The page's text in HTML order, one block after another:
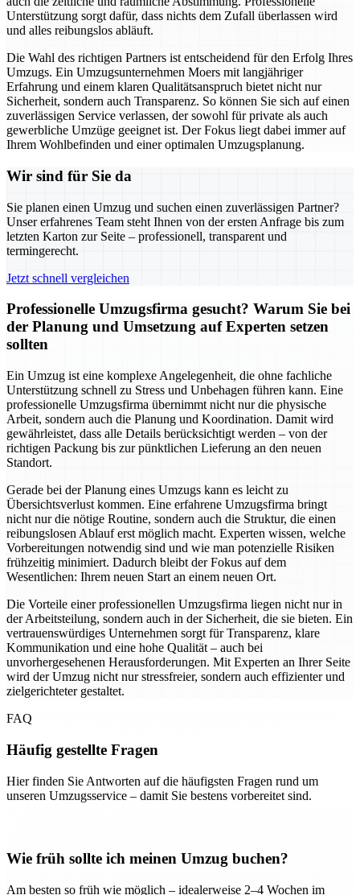
Unterstützung sorgt dafür, dass nichts dem Zufall überlassen wird
und alles reibungslos abläuft.
Die Wahl des richtigen Partners ist entscheidend für den Erfolg Ihres
Umzugs. Ein Umzugsunternehmen Moers mit langjähriger
Erfahrung und einem klaren Qualitätsanspruch bietet nicht nur
Sicherheit, sondern auch Transparenz. So können Sie sich auf einen
zuverlässigen Service verlassen, der sowohl für private als auch
gewerbliche Umzüge geeignet ist. Der Fokus liegt dabei immer auf
Ihrem Wohlbefinden und einer optimalen Umzugsplanung.
Wir sind für Sie da
Sie planen einen Umzug und suchen einen zuverlässigen Partner?
Unser erfahrenes Team steht Ihnen von der ersten Anfrage bis zum
letzten Karton zur Seite – professionell, transparent und
termingerecht.
Jetzt schnell vergleichen
Professionelle Umzugsfirma gesucht? Warum Sie bei
der Planung und Umsetzung auf Experten setzen
sollten
Ein Umzug ist eine komplexe Angelegenheit, die ohne fachliche
Unterstützung schnell zu Stress und Unbehagen führen kann. Eine
professionelle Umzugsfirma übernimmt nicht nur die physische
Arbeit, sondern auch die Planung und Koordination. Damit wird
gewährleistet, dass alle Details berücksichtigt werden – von der
richtigen Packung bis zur pünktlichen Lieferung an den neuen
Standort.
Gerade bei der Planung eines Umzugs kann es leicht zu
Übersichtsverlust kommen. Eine erfahrene Umzugsfirma bringt
nicht nur die nötige Routine, sondern auch die Struktur, die einen
reibungslosen Ablauf erst möglich macht. Experten wissen, welche
Vorbereitungen notwendig sind und wie man potenzielle Risiken
frühzeitig minimiert. Dadurch bleibt der Fokus auf dem
Wesentlichen: Ihrem neuen Start an einem neuen Ort.
Die Vorteile einer professionellen Umzugsfirma liegen nicht nur in
der Arbeitsteilung, sondern auch in der Sicherheit, die sie bieten. Ein
vertrauenswürdiges Unternehmen sorgt für Transparenz, klare
Kommunikation und eine hohe Qualität – auch bei
unvorhergesehenen Herausforderungen. Mit Experten an Ihrer Seite
wird der Umzug nicht nur stressfreier, sondern auch effizienter und
zielgerichteter gestaltet.
FAQ
Häufig gestellte Fragen
Hier finden Sie Antworten auf die häufigsten Fragen rund um
unseren Umzugsservice – damit Sie bestens vorbereitet sind.
Wie früh sollte ich meinen Umzug buchen?
Am besten so früh wie möglich – idealerweise 2–4 Wochen im